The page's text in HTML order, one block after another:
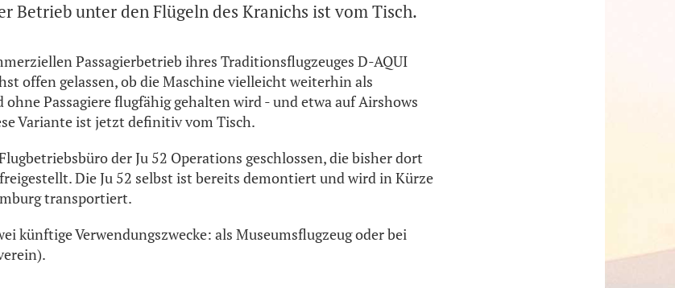
Betrieb unter den Flügeln des Kranichs ist vom Tisch.
Passagierbetrieb ihres Traditionsflugzeuges D-AQUI
offen gelassen, ob die Maschine vielleicht weiterhin als
Passagiere flugfähig gehalten wird - und etwa auf Airshows
Variante ist jetzt definitiv vom Tisch.
der Ju 52 Operations geschlossen, die bisher dort
Die Ju 52 selbst ist bereits demontiert und wird in Kürze
transportiert.
künftige Verwendungszwecke: als Museumsflugzeug oder bei